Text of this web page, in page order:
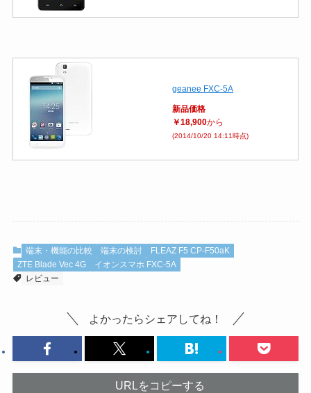
geanee FXC-5A
新品価格
￥18,900から
(2014/10/20 14:11時点)
端末・機能の比較 端末の検討
FLEAZ F5 CP-F50aK
ZTE Blade Vec 4G
イオンスマホ FXC-5A
レビュー
よかったらシェアしてね！
URLをコピーする